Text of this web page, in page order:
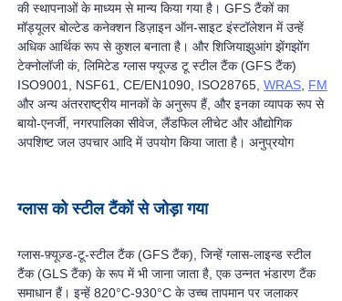
ग्लास को स्टील टैंकों से जोड़ा गया
ग्लास-फ़्यूज़्ड-टू-स्टील टैंक (GFS टैंक), जिन्हें ग्लास-लाइन्ड स्टील
टैंक (GLS टैंक) के रूप में भी जाना जाता है, एक उन्नत भंडारण टैंक
समाधान हैं। इन्हें 820°C-930°C के उच्च तापमान पर जलाकर
की स्थापनाओं के माध्यम से मान्य किया गया है। GFS टैंकों का
मॉड्यूलर बोल्टेड कनेक्शन डिज़ाइन ऑन-साइट इंस्टॉलेशन में उन्हें
अधिक आर्थिक रूप से कुशल बनाता है। और शिजियाझुआंग झेंगझोंग
टेक्नोलॉजी कं, लिमिटेड ग्लास फ्यूज्ड टू स्टील टैंक (GFS टैंक)
ISO9001, NSF61, CE/EN1090, ISO28765, WRAS, FM
और अन्य अंतरराष्ट्रीय मानकों के अनुरूप हैं, और इनका व्यापक रूप से
बायो-एनर्जी, नगरपालिका सीवेज, लैंडफिल लीचेट और औद्योगिक
अपशिष्ट जल उपचार आदि में उपयोग किया जाता है। अनुप्रयोग